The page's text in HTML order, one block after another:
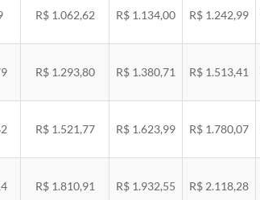
R$ 1.062,62 R$ 1.134,00 R$ 1.242,99
R$ 1.293,80 R$ 1.380,71 R$ 1.513,41
R$ 1.521,77 R$ 1.623,99 R$ 1.780,07
R$ 1.810,91 R$ 1.932,55 R$ 2.118,28